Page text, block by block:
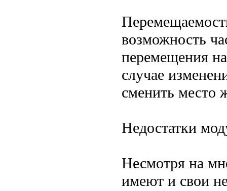
возможность
перемещения
случае
сменить место
Недостатки
Несмотря на
имеют и свои